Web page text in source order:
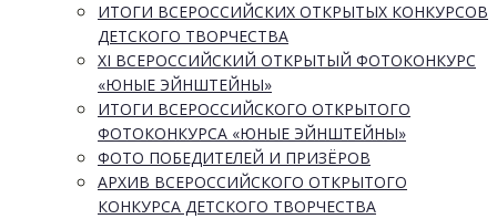
ИТОГИ ВСЕРОССИЙСКИХ ОТКРЫТЫХ КОНКУРСОВ
ДЕТСКОГО ТВОРЧЕСТВА
XI ВСЕРОССИЙСКИЙ ОТКРЫТЫЙ ФОТОКОНКУРС
«ЮНЫЕ ЭЙНШТЕЙНЫ»
ИТОГИ ВСЕРОССИЙСКОГО ОТКРЫТОГО
ФОТОКОНКУРСА «ЮНЫЕ ЭЙНШТЕЙНЫ»
ФОТО ПОБЕДИТЕЛЕЙ И ПРИЗЁРОВ
АРХИВ ВСЕРОССИЙСКОГО ОТКРЫТОГО
КОНКУРСА ДЕТСКОГО ТВОРЧЕСТВА